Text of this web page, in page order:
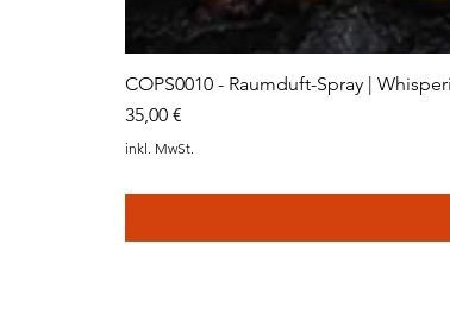
COPS0010 - Raumduft-Spray |
Preis
35,00 €
inkl. MwSt.